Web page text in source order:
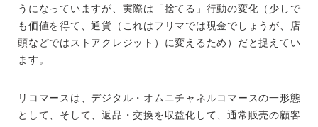
うになっていますが、実際は「捨てる」行動の変化（少しで
も価値を得て、通貨（これはフリマでは現金でしょうが、店
頭などではストアクレジット）に変えるため）だと捉えてい
ます。
リコマースは、デジタル・オムニチャネルコマースの一形態
として、そして、返品・交換を収益化して、通常販売の顧客